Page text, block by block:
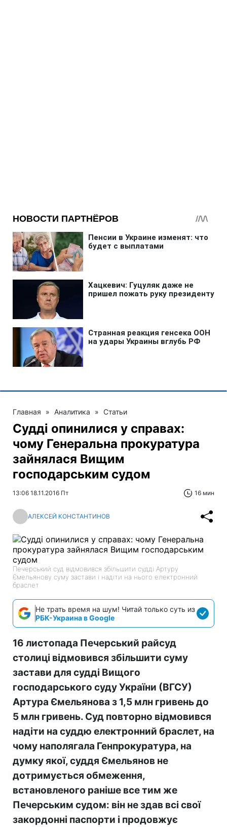
Главная » Аналитика » Статьи
Судді опинилися у справах:
чому Генеральна прокуратура
зайнялася Вищим
господарським судом
13:06 18.11.2016 Пт 16 мин
АЛЕКСЕЙ КОНСТАНТИНОВ
Печерський суд відмовився збільшити судді Артуру
Ємельянову суму застави і надіти на нього електронний
браслет
Не трать время на шум! Читай только суть из
РБК-Украина в Google
16 листопада Печерський райсуд
столиці відмовився збільшити суму
застави для судді Вищого
господарського судуУкраїни (ВГСУ)
Артура Ємельянова з 1,5 млн гривень до
5 млн гривень. Суд повторно відмовився
надіти на суддю електронний браслет, на
чому наполягала Генпрокуратура, на
думку якої, суддя Ємельянов не
дотримується обмеження,
встановленого раніше все тим же
Печерським судом: він не здав всі свої
закордонні паспорти і продовжує